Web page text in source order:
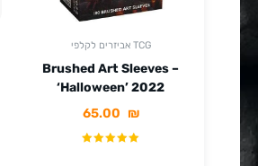
אביזרים לקלפי TCG
Brushed Art Sleeves –
‘Halloween’ 2022
65.00 ₪